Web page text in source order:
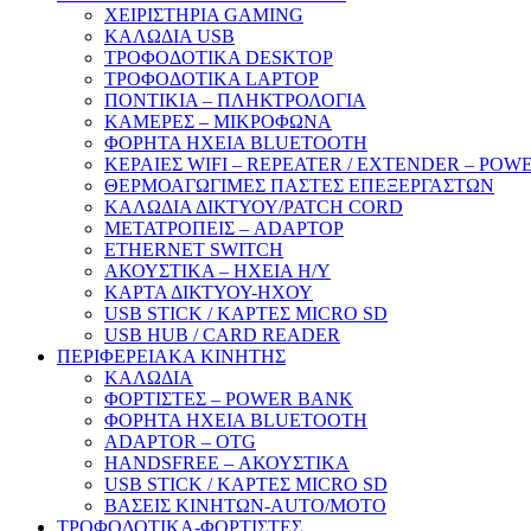
ΧΕΙΡΙΣΤΗΡΙΑ GAMING
ΚΑΛΩΔΙΑ USB
ΤΡΟΦΟΔΟΤΙΚΑ DESKTOP
ΤΡΟΦΟΔΟΤΙΚΑ LAPTOP
ΠΟΝΤΙΚΙΑ – ΠΛΗΚΤΡΟΛΟΓΙΑ
ΚΑΜΕΡΕΣ – ΜΙΚΡΟΦΩΝΑ
ΦΟΡΗΤΑ ΗΧΕΙΑ BLUETOOTH
ΚΕΡΑΙΕΣ WIFI – REPEATER / EXTENDER –
ΘΕΡΜΟΑΓΩΓΙΜΕΣ ΠΑΣΤΕΣ ΕΠΕΞΕΡΓΑΣΤΩΝ
ΚΑΛΩΔΙΑ ΔΙΚΤΥΟΥ/PATCH CORD
ΜΕΤΑΤΡΟΠΕΙΣ – ADAPTOP
ETHERNET SWITCH
ΑΚΟΥΣΤΙΚΑ – ΗΧΕΙΑ H/Y
ΚΑΡΤΑ ΔΙΚΤΥΟΥ-ΗΧΟΥ
USB STICK / ΚΑΡΤΕΣ MICRO SD
USB HUB / CARD READER
ΠΕΡΙΦΕΡΕΙΑΚΑ ΚΙΝΗΤΗΣ
ΚΑΛΩΔΙΑ
ΦΟΡΤΙΣΤΕΣ – POWER BANK
ΦΟΡΗΤΑ ΗΧΕΙΑ BLUETOOTH
ADAPTOR – ΟΤG
HANDSFREE – ΑΚΟΥΣΤΙΚΑ
USB STICK / ΚΑΡΤΕΣ MICRO SD
ΒΑΣΕΙΣ ΚΙΝΗΤΩΝ-AUTO/MOTO
ΤΡΟΦΟΔΟΤΙΚΑ-ΦΟΡΤΙΣΤΕΣ